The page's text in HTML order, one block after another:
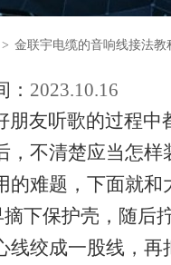
> 金联宇电缆的音响线接法教
： 2023.10.16
友听歌的过程中
，不清楚应当怎
的难题，下面就
保护壳，随后拧
线绞成一股线，